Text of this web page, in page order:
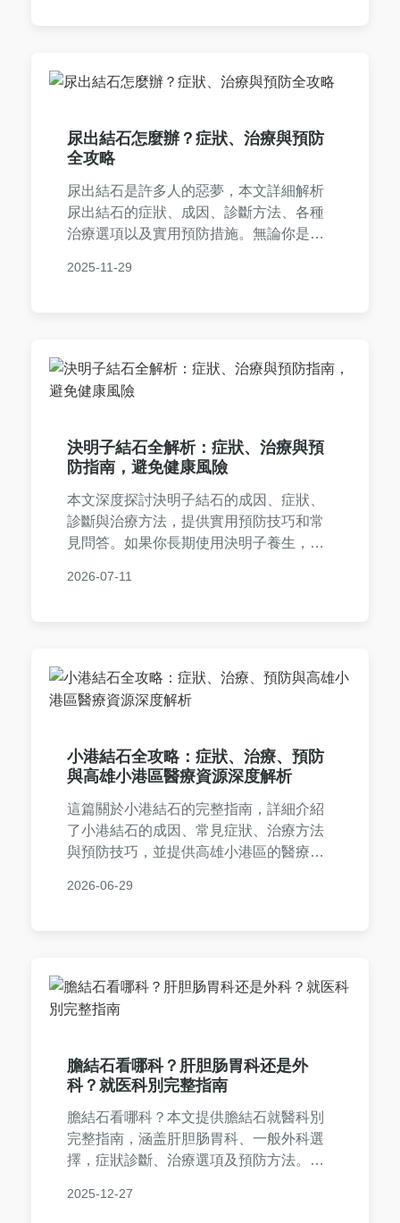
尿出結石怎麼辦？症狀、治療與預防
全攻略
尿出結石是許多人的惡夢，本文詳細解析
尿出結石的症狀、成因、診斷方法、各種
治療選項以及實用預防措施。無論你是初
訊。包含常見問答，解決所有疑問，幫助
2025-11-29
決明子結石全解析：症狀、治療與預
防指南，避免健康風險
本文深度探討決明子結石的成因、症狀、
診斷與治療方法，提供實用預防技巧和常
見問答。如果你長期使用決明子養生，務
容基於專業知識和真實案例，幫助你做出
2026-07-11
小港結石全攻略：症狀、治療、預防
與高雄小港區醫療資源深度解析
這篇關於小港結石的完整指南，詳細介紹
了小港結石的成因、常見症狀、治療方法
與預防技巧，並提供高雄小港區的醫療資
全面了解小港結石，解決相關疑問，實用
2026-06-29
膽結石看哪科？肝胆肠胃科还是外
科？就医科別完整指南
膽結石看哪科？本文提供膽結石就醫科別
完整指南，涵盖肝胆肠胃科、一般外科選
擇，症狀診斷、治療選項及預防方法。包
正確科別，解決膽結石問題。
2025-12-27